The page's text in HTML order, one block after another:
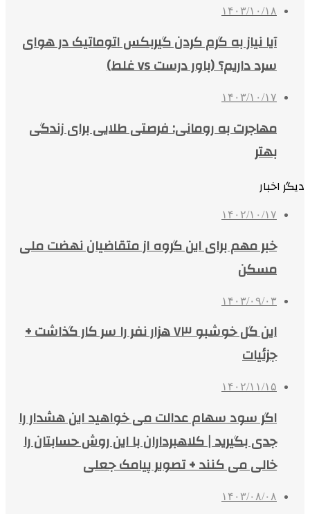
۱۴۰۳/۱۰/۱۸
آیا نیاز به گرم کردن گیربکس اتوماتیک در هوای
سرد داریم؟ (باور درست vs غلط)
۱۴۰۳/۱۰/۱۷
مهاجرت به رومانی: فرصتی طلایی برای زندگی
بهتر
دیگر اخبار
۱۴۰۲/۱۰/۱۷
خبر مهم برای این گروه از متقاضیان نهضت ملی
مسکن
۱۴۰۳/۰۹/۰۳
این گل خوشبو ۷۳ هزار نفر را سر کار گذاشت +
جزئیات
۱۴۰۲/۱۱/۱۵
اگر سود سهام عدالت می خواهید این هشدار را
جدی بگیرید | کلاهبرداران با این روش حسابتان را
خالی می کنند + تصویر پیامک جعلی
۱۴۰۳/۰۸/۰۸